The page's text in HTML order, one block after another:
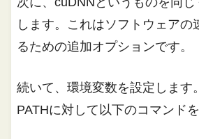
します。これはソフトウェアの
るための追加オプションです。
続いて、環境変数を設定します
PATHに対して以下のコマンド